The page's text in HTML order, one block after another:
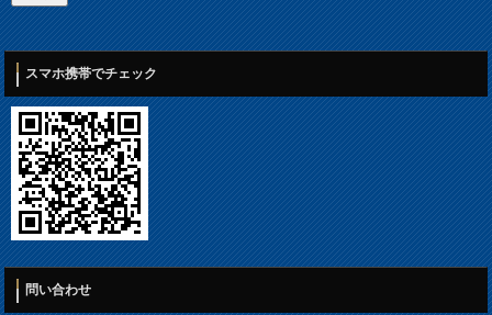
スマホ携帯でチェック
問い合わせ